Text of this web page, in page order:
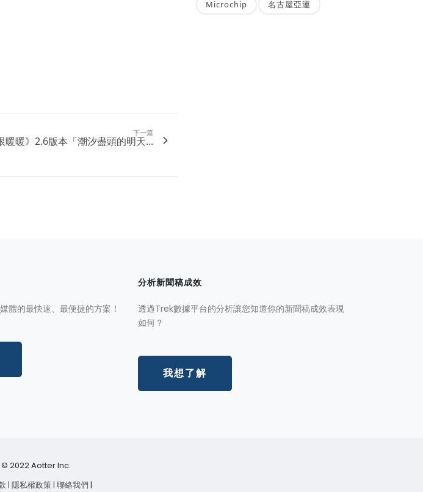
下一篇
暖暖》2.6版本「潮汐盡頭的明天...
Microchip 名古屋亞運
體的最快速、最便捷的方案！
分析新聞稿成效
透過Trek數據平台的分析讓您知道你的新聞稿成效表現
如何？
我想了解
© 2022 Aotter Inc.
| 隱私權政策| 聯絡我們 |